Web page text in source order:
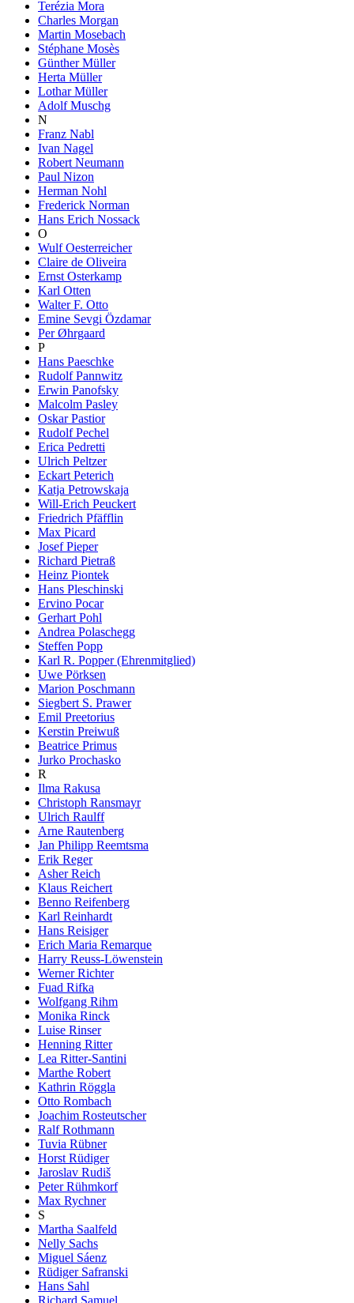
Terézia Mora
Charles Morgan
Martin Mosebach
Stéphane Mosès
Günther Müller
Herta Müller
Lothar Müller
Adolf Muschg
N
Franz Nabl
Ivan Nagel
Robert Neumann
Paul Nizon
Herman Nohl
Frederick Norman
Hans Erich Nossack
O
Wulf Oesterreicher
Claire de Oliveira
Ernst Osterkamp
Karl Otten
Walter F. Otto
Emine Sevgi Özdamar
Per Øhrgaard
P
Hans Paeschke
Rudolf Pannwitz
Erwin Panofsky
Malcolm Pasley
Oskar Pastior
Rudolf Pechel
Erica Pedretti
Ulrich Peltzer
Eckart Peterich
Katja Petrowskaja
Will-Erich Peuckert
Friedrich Pfäfflin
Max Picard
Josef Pieper
Richard Pietraß
Heinz Piontek
Hans Pleschinski
Ervino Pocar
Gerhart Pohl
Andrea Polaschegg
Steffen Popp
Karl R. Popper (Ehrenmitglied)
Uwe Pörksen
Marion Poschmann
Siegbert S. Prawer
Emil Preetorius
Kerstin Preiwuß
Beatrice Primus
Jurko Prochasko
R
Ilma Rakusa
Christoph Ransmayr
Ulrich Raulff
Arne Rautenberg
Jan Philipp Reemtsma
Erik Reger
Asher Reich
Klaus Reichert
Benno Reifenberg
Karl Reinhardt
Hans Reisiger
Erich Maria Remarque
Harry Reuss-Löwenstein
Werner Richter
Fuad Rifka
Wolfgang Rihm
Monika Rinck
Luise Rinser
Henning Ritter
Lea Ritter-Santini
Marthe Robert
Kathrin Röggla
Otto Rombach
Joachim Rosteutscher
Ralf Rothmann
Tuvia Rübner
Horst Rüdiger
Jaroslav Rudiš
Peter Rühmkorf
Max Rychner
S
Martha Saalfeld
Nelly Sachs
Miguel Sáenz
Rüdiger Safranski
Hans Sahl
Richard Samuel